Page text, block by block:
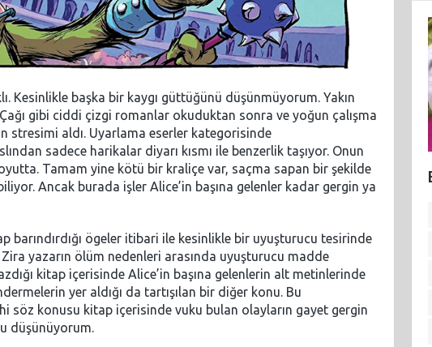
Kesinlikle başka bir kaygı güttüğünü düşünmüyorum. Yakın
gibi ciddi çizgi romanlar okuduktan sonra ve yoğun çalışma
stresimi aldı. Uyarlama eserler kategorisinde
sadece harikalar diyarı kısmı ile benzerlik taşıyor. Onun
Tamam yine kötü bir kraliçe var, saçma sapan bir şekilde
Ancak burada işler Alice’in başına gelenler kadar gergin ya
barındırdığı ögeler itibari ile kesinlikle bir uyuşturucu tesirinde
Zira yazarın ölüm nedenleri arasında uyuşturucu madde
kitap içerisinde Alice’in başına gelenlerin alt metinlerinde
yer aldığı da tartışılan bir diğer konu. Bu
söz konusu kitap içerisinde vuku bulan olayların gayet gergin
düşünüyorum.